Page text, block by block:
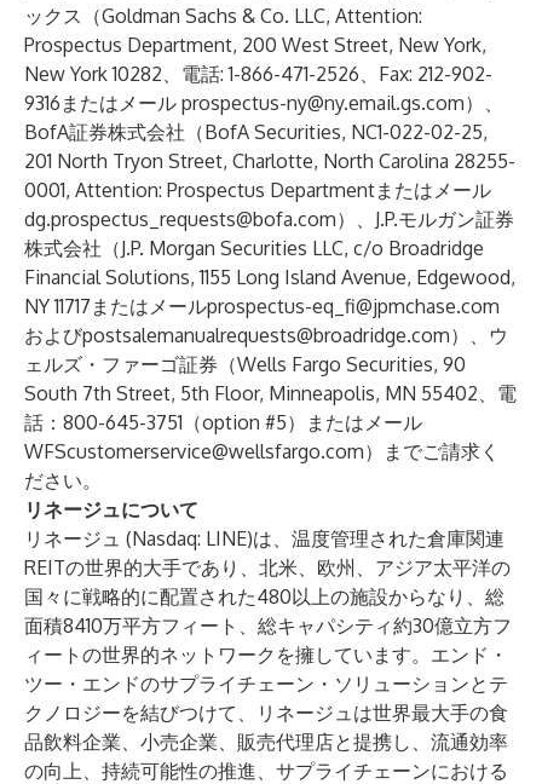
ックス（Goldman Sachs & Co. LLC, Attention:
Prospectus Department, 200 West Street, New York,
New York 10282、電話: 1-866-471-2526、Fax: 212-902-
9316またはメール prospectus-ny@ny.email.gs.com）、
BofA証券株式会社（BofA Securities, NC1-022-02-25,
201 North Tryon Street, Charlotte, North Carolina 28255-
0001, Attention: Prospectus Departmentまたはメール
dg.prospectus_requests@bofa.com）、J.P.モルガン証券
株式会社（J.P. Morgan Securities LLC, c/o Broadridge
Financial Solutions, 1155 Long Island Avenue, Edgewood,
NY 11717またはメールprospectus-eq_fi@jpmchase.com
およびpostsalemanualrequests@broadridge.com）、ウ
ェルズ・ファーゴ証券（Wells Fargo Securities, 90
South 7th Street, 5th Floor, Minneapolis, MN 55402、電
話：800-645-3751（option #5）またはメール
WFScustomerservice@wellsfargo.com）までご請求く
ださい。
リネージュについて
リネージュ (Nasdaq: LINE)は、温度管理された倉庫関連
REITの世界的大手であり、北米、欧州、アジア太平洋の
国々に戦略的に配置された480以上の施設からなり、総
面積8410万平方フィート、総キャパシティ約30億立方フ
ィートの世界的ネットワークを擁しています。エンド・
ツー・エンドのサプライチェーン・ソリューションとテ
クノロジーを結びつけて、リネージュは世界最大手の食
品飲料企業、小売企業、販売代理店と提携し、流通効率
の向上、持続可能性の推進、サプライチェーンにおける